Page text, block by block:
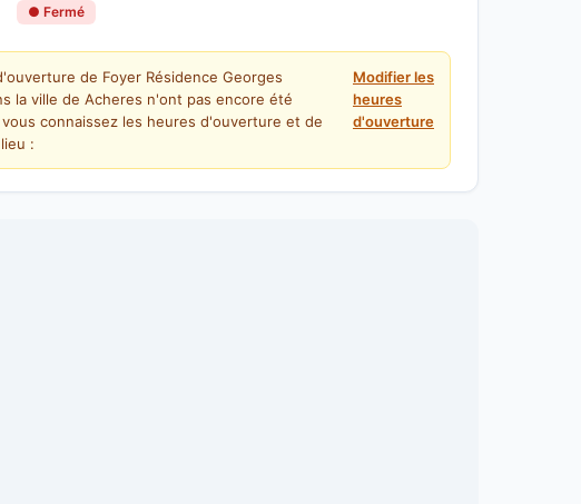
● Fermé
de Foyer Résidence Georges
la ville de Acheres n'ont pas encore été
connaissez les heures d'ouverture et de
:
Modifier les
heures
d'ouverture